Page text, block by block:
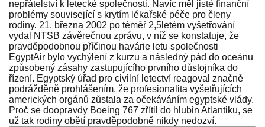
nepřátelství k letecké společnosti. Navíc měl jisté finanční
problémy související s krytím lékařské péče pro členy
rodiny. 21. března 2002 po téměř 2,5letém vyšetřování
vydal NTSB závěrečnou zprávu, v níž se konstatuje, že
pravděpodobnou příčinou havárie letu společnosti
EgyptAir bylo vychýlení z kurzu a následný pád do oceánu
způsobený zásahy zastupujícího prvního důstojníka do
řízení. Egyptský úřad pro civilní letectví reagoval značně
podrážděně prohlášením, že profesionalita vyšetřujících
amerických orgánů zůstala za očekáváním egyptské vlády.
Proč se doopravdy Boeing 767 zřítil do hlubin Atlantiku, se
už tak rodiny obětí pravděpodobně nikdy nedozví.